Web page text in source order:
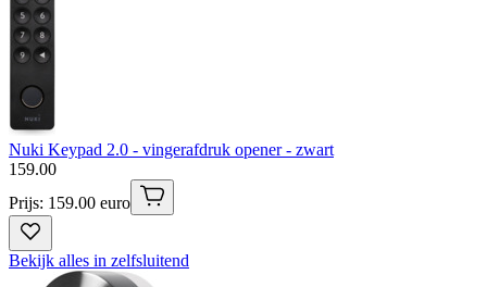
Nuki Keypad 2.0 - vingerafdruk opener - zwart
159.00
Prijs: 159.00 euro
Bekijk alles in zelfsluitend